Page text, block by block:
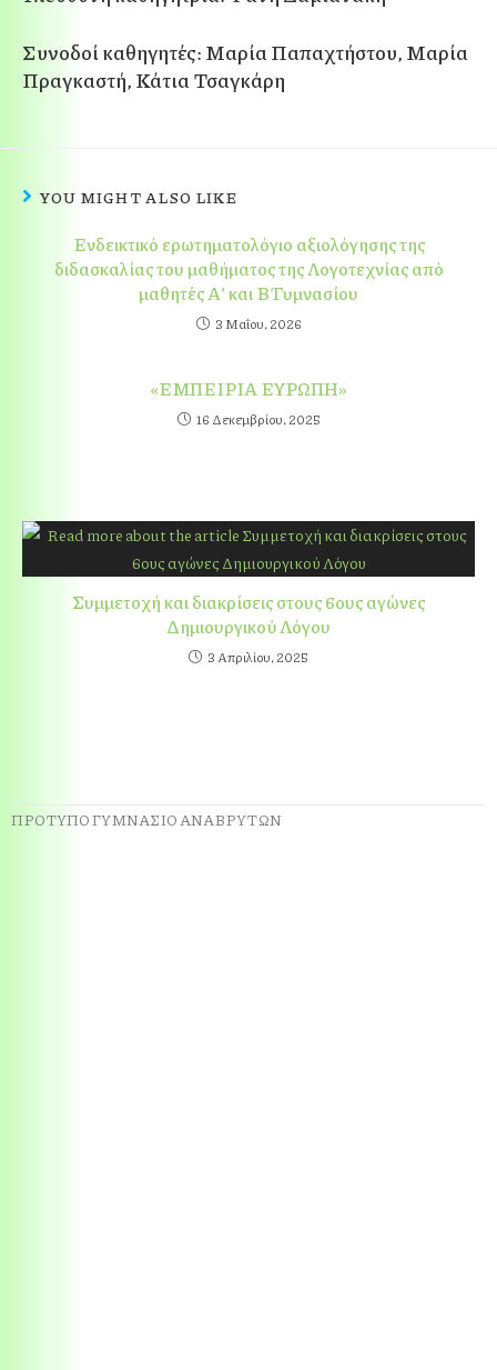
Συνοδοί καθηγητές: Μαρία Παπαχτήστου, Μαρία
Πραγκαστή, Κάτια Τσαγκάρη
YOU MIGHT ALSO LIKE
Ενδεικτικό ερωτηματολόγιο αξιολόγησης της
διδασκαλίας του μαθήματος της Λογοτεχνίας από
μαθητές Α’ και Β΄ Γυμνασίου
3 Μαΐου, 2026
«ΕΜΠΕΙΡΙΑ ΕΥΡΩΠΗ»
16 Δεκεμβρίου, 2025
Συμμετοχή και διακρίσεις στους 6ους αγώνες
Δημιουργικού Λόγου
3 Απριλίου, 2025
ΠΡΟΤΥΠΟ ΓΥΜΝΑΣΙΟ ΑΝΑΒΡΥΤΩΝ